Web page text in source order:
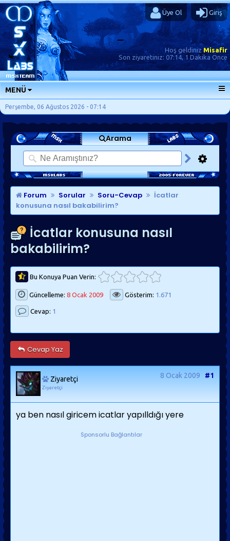
Üye Ol Giriş
Hoş geldinizMisafir
Son ziyaretiniz: 07:14, 1 Dakika Önce
MENÜ
ANA SAYFA
FORUMLAR
SORU-CEVAP
GÜNLÜKLER
SON MESAJLAR
KISAYOLLAR
Perşembe, 06 Ağustos 2026 - 07:14
Arama
Forum Sorular Soru-Cevap
İcatlar
konusuna nasıl bakabilirim?
İcatlar konusuna nasıl
bakabilirim?
Bu Konuya Puan Verin:
Güncelleme: 8 Ocak 2009 Gösterim: 1.671
Cevap: 1
Cevap Yaz
Ziyaretçi
Ziyaretçi
8 Ocak 2009 #1
ya ben nasıl giricem icatlar yapılldığı yere
Sponsorlu Bağlantılar